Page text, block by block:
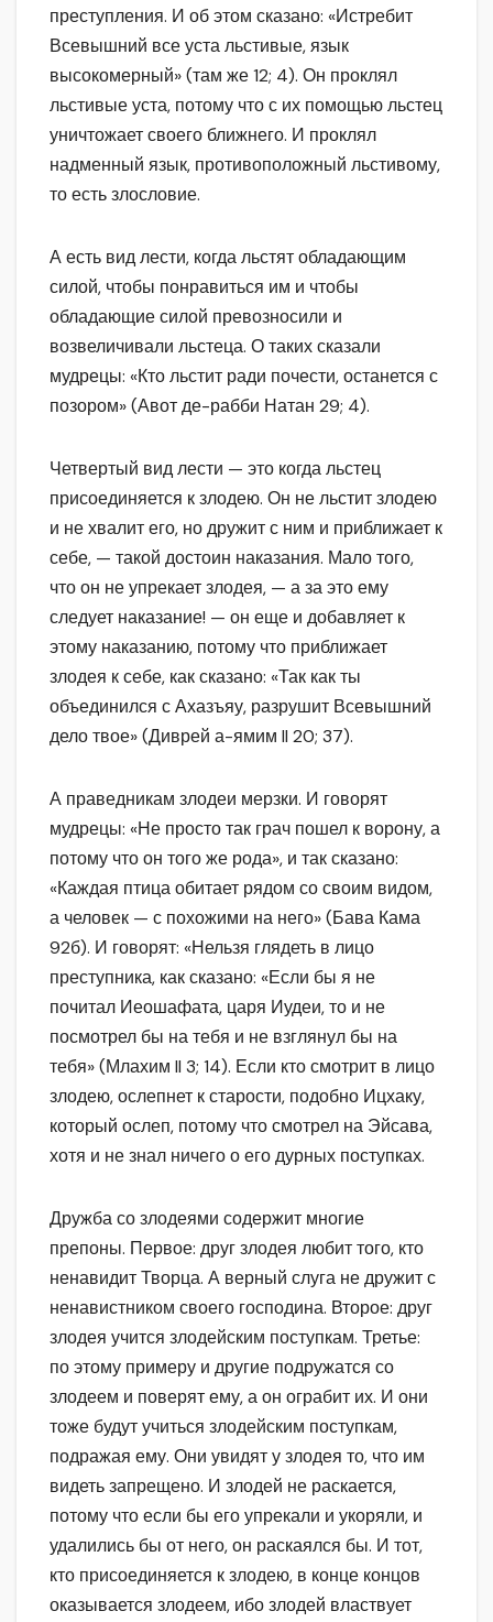
преступления. И об этом сказано: «Истребит
Всевышний все уста льстивые, язык
высокомерный» (там же 12; 4). Он проклял
льстивые уста, потому что с их помощью льстец
уничтожает своего ближнего. И проклял
надменный язык, противоположный льстивому,
то есть злословие.
А есть вид лести, когда льстят обладающим
силой, чтобы понравиться им и чтобы
обладающие силой превозносили и
возвеличивали льстеца. О таких сказали
мудрецы: «Кто льстит ради почести, останется с
позором» (Авот де-рабби Натан 29; 4).
Четвертый вид лести — это когда льстец
присоединяется к злодею. Он не льстит злодею
и не хвалит его, но дружит с ним и приближает к
себе, — такой достоин наказания. Мало того,
что он не упрекает злодея, — а за это ему
следует наказание! — он еще и добавляет к
этому наказанию, потому что приближает
злодея к себе, как сказано: «Так как ты
объединился с Ахазъяу, разрушит Всевышний
дело твое» (Диврей а-ямим II 20; 37).
А праведникам злодеи мерзки. И говорят
мудрецы: «Не просто так грач пошел к ворону, а
потому что он того же рода», и так сказано:
«Каждая птица обитает рядом со своим видом,
а человек — с похожими на него» (Бава Кама
92б). И говорят: «Нельзя глядеть в лицо
преступника, как сказано: «Если бы я не
почитал Иеошафата, царя Иудеи, то и не
посмотрел бы на тебя и не взглянул бы на
тебя» (Млахим II 3; 14). Если кто смотрит в лицо
злодею, ослепнет к старости, подобно Ицхаку,
который ослеп, потому что смотрел на Эйсава,
хотя и не знал ничего о его дурных поступках.
Дружба со злодеями содержит многие
препоны. Первое: друг злодея любит того, кто
ненавидит Творца. А верный слуга не дружит с
ненавистником своего господина. Второе: друг
злодея учится злодейским поступкам. Третье:
по этому примеру и другие подружатся со
злодеем и поверят ему, а он ограбит их. И они
тоже будут учиться злодейским поступкам,
подражая ему. Они увидят у злодея то, что им
видеть запрещено. И злодей не раскается,
потому что если бы его упрекали и укоряли, и
удалились бы от него, он раскаялся бы. И тот,
кто присоединяется к злодею, в конце концов
оказывается злодеем, ибо злодей властвует